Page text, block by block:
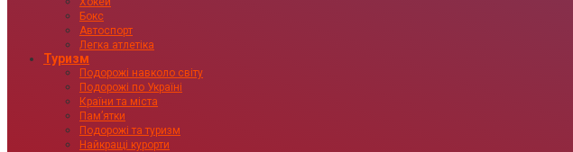
Бокс
Автоспорт
Легка атлетіка
Туризм
Подорожі навколо світу
Подорожі по Україні
Країни та міста
Пам’ятки
Подорожі та туризм
Найкращі курорти